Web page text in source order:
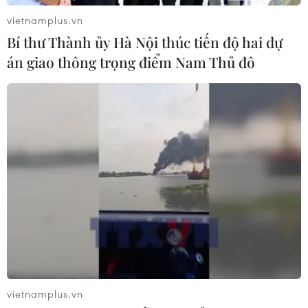
Tăng cường
05/08/2026 13:30
Xem thêm
CƠ QUAN CHỦ QUẢN: THÔNG TẤN XÃ VIỆT NAM
Tổng Biên tập: TRẦN TIẾN DUẨN
Phó Tổng Biên tập: NGUYỄN THỊ TÁM, KHÚC THANH
Sở hữu trí tuệ
vietnamplus.vn
Bí thư Thành ủy Hà Nội thúc tiến độ hai dự
án giao thông trọng điểm Nam Thủ đô
vietnamplus.vn